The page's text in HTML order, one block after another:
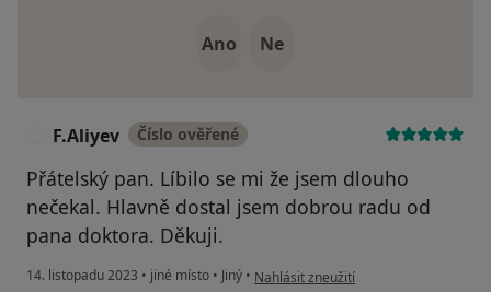
Ano Ne
F.Aliyev Číslo ověřené
Přátelský pan. Líbilo se mi že jsem dlouho
nečekal. Hlavně dostal jsem dobrou radu od
pana doktora. Děkuji.
14. listopadu 2023 • jiné místo • Jiný • podle názoru uživatele F.Aliyev
Nahlásit zneužití